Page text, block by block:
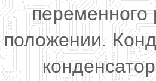
переменного
положении.